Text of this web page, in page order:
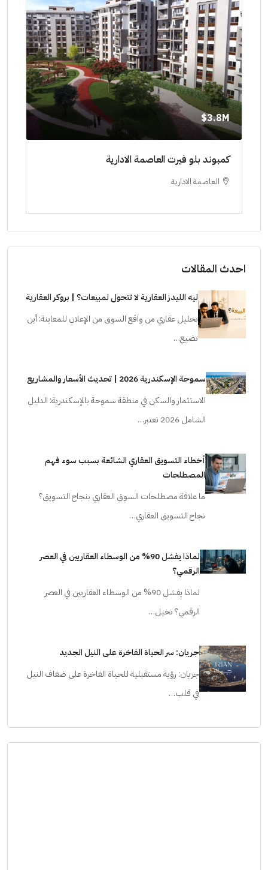
3.8M$
كمبوند بلو فيرت العاصمة الادارية
العاصمة الادارية
احدث المقالات
ليه الليدز العقارية لا تتحول لمبيعات؟ | بروكر العقارية
تحليل عقاري من واقع السوق من الإعلان للمعاينة: أين
تضيع…
سموحة الإسكندرية 2026 | تحديث الأسعار والمشاريع
الاستثمار والسكن في منطقة سموحة بالإسكندرية: الدليل
الشامل 2026 تعتبر…
أخطاء التسويق العقاري الشائعة بسبب سوء فهم
المصطلحات
ما علاقة مصطلحات السوق العقاري بنجاح التسويق؟
نجاح التسويق العقاري…
لماذا يفشل 90% من الوسطاء العقاريين في العصر
الرقمي؟
لماذا يفشل 90% من الوسطاء العقاريين في العصر
الرقمي؟ تخيل…
جريان: سر الحياة الفاخرة على النيل الجديد
جريان: رؤية مستقبلية للحياة الفاخرة على ضفاف النيل
في قلب…